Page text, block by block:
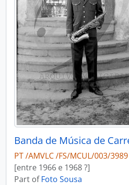
Banda de Música de
PT /AMVLC /FS/MCUL/003/3989
[entre 1966 e 1968 ?]
Part ofFoto Sousa